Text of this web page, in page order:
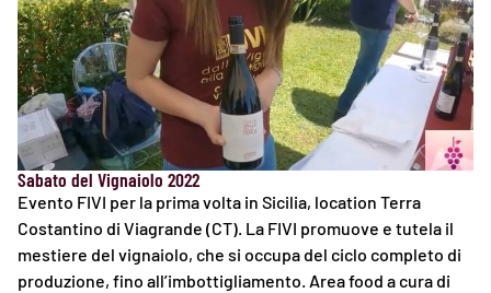
Sabato del Vignaiolo 2022
Evento FIVI per la prima volta in Sicilia, location Terra
Costantino di Viagrande (CT). La FIVI promuove e tutela il
mestiere del vignaiolo, che si occupa del ciclo completo di
produzione, fino all’imbottigliamento. Area food a cura di